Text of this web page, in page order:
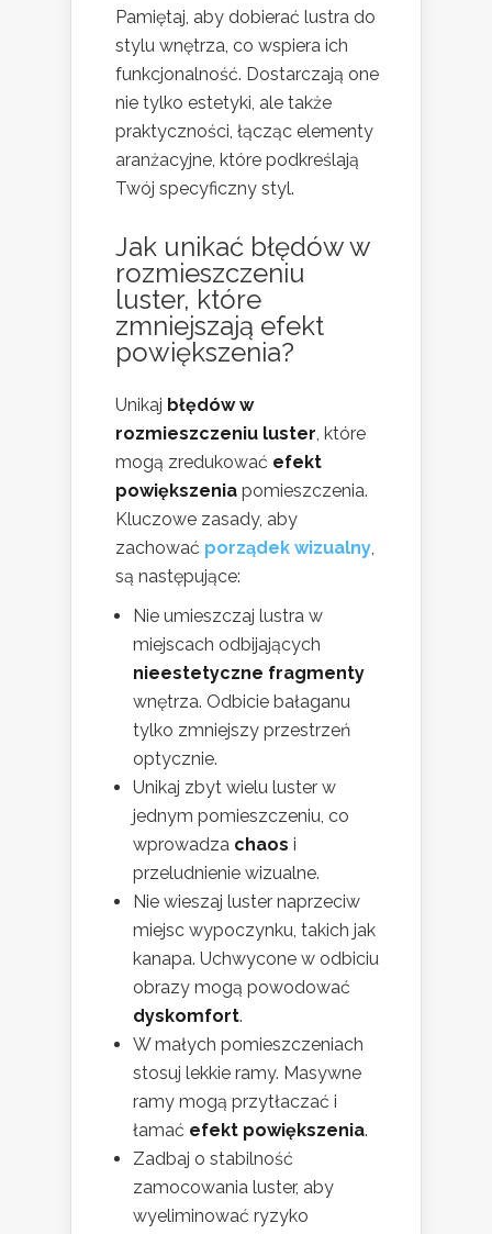
Pamiętaj, aby dobierać lustra do
stylu wnętrza, co wspiera ich
funkcjonalność. Dostarczają one
nie tylko estetyki, ale także
praktyczności, łącząc elementy
aranżacyjne, które podkreślają
Twój specyficzny styl.
Jak unikać błędów w
rozmieszczeniu
luster, które
zmniejszają efekt
powiększenia?
Unikaj błędów w
rozmieszczeniu luster, które
mogą zredukować efekt
powiększenia pomieszczenia.
Kluczowe zasady, aby
zachować porządek wizualny,
są następujące:
Nie umieszczaj lustra w
miejscach odbijających
nieestetyczne fragmenty
wnętrza. Odbicie bałaganu
tylko zmniejszy przestrzeń
optycznie.
Unikaj zbyt wielu luster w
jednym pomieszczeniu, co
wprowadza chaos i
przeludnienie wizualne.
Nie wieszaj luster naprzeciw
miejsc wypoczynku, takich jak
kanapa. Uchwycone w odbiciu
obrazy mogą powodować
dyskomfort.
W małych pomieszczeniach
stosuj lekkie ramy. Masywne
ramy mogą przytłaczać i
łamać efekt powiększenia.
Zadbaj o stabilność
zamocowania luster, aby
wyeliminować ryzyko